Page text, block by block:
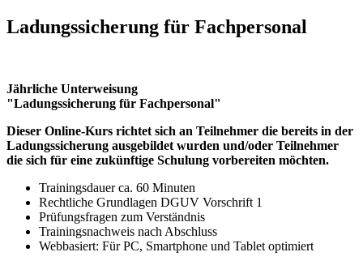
Ladungssicherung für Fachpersonal
Jährliche Unterweisung
"Ladungssicherung für Fachpersonal"
Dieser Online-Kurs richtet sich an Teilnehmer die bereits in der
Ladungssicherung ausgebildet wurden und/oder Teilnehmer
die sich für eine zukünftige Schulung vorbereiten möchten.
Trainingsdauer ca. 60 Minuten
Rechtliche Grundlagen DGUV Vorschrift 1
Prüfungsfragen zum Verständnis
Trainingsnachweis nach Abschluss
Webbasiert: Für PC, Smartphone und Tablet optimiert